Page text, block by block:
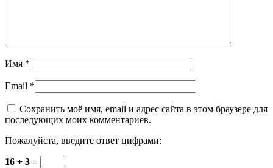
Имя *
Email *
Сохранить моё имя, email и адрес сайта в этом браузере для
последующих моих комментариев.
Пожалуйста, введите ответ цифрами:
16 + 3 =